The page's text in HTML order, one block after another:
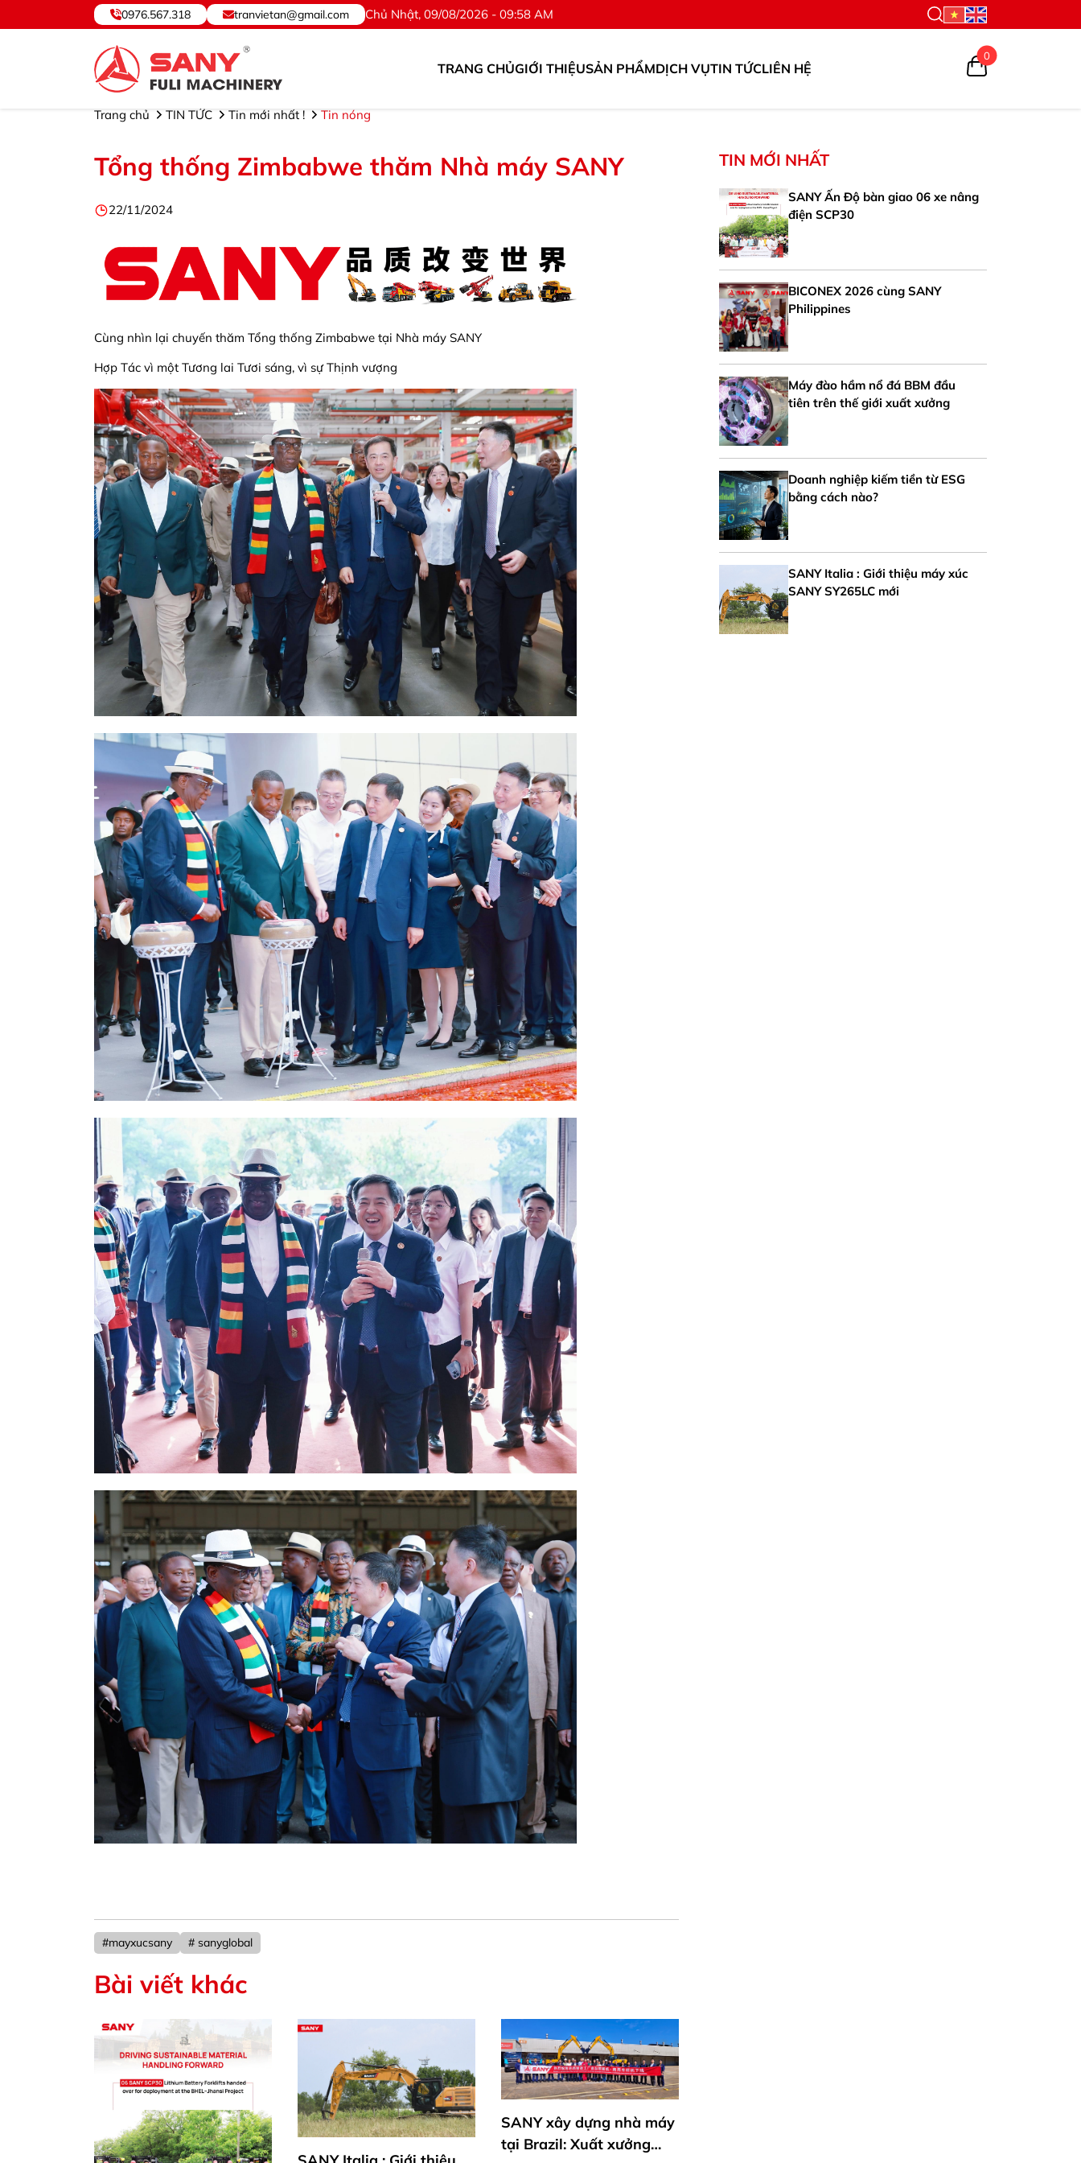
SANY VIỆT NAM ® - Cung cấp, Bảo hành Thiết bị và Phụ tùng. ©Hotline: 0976.567.318
0976.567.318 tranvietan@gmail.com Chủ Nhật, 09/08/2026 - 09:58 AM
TRANG CHỦGIỚI THIỆUSẢN PHẨMDỊCH VỤTIN TỨCLIÊN HỆ
0
Trang chủ TIN TỨC Tin mới nhất ! Tin nóng
Tổng thống Zimbabwe thăm Nhà máy SANY
22/11/2024
Cùng nhìn lại chuyến thăm Tổng thống Zimbabwe tại Nhà máy SANY
Hợp Tác vì một Tương lai Tươi sáng, vì sự Thịnh vượng
#mayxucsany # sanyglobal
Bài viết khác
SANY xây dựng nhà máy
TIN MỚI NHẤT
SANY Ấn Độ bàn giao 06 xe nâng
điện SCP30
BICONEX 2026 cùng SANY
Philippines
Máy đào hầm nổ đá BBM đầu
tiên trên thế giới xuất xưởng
Doanh nghiệp kiếm tiền từ ESG
bằng cách nào?
SANY Italia : Giới thiệu máy xúc
SANY SY265LC mới